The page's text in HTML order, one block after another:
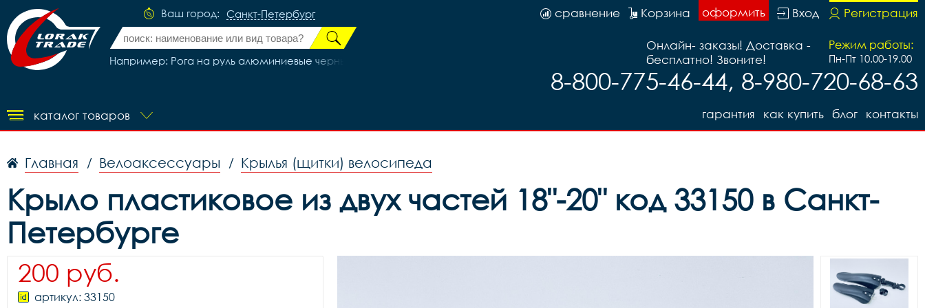
Ваш город: Санкт-Петербург
Например: Рога на руль алюминиевые черные (Alloy), код 40808
Регистрация
Вход
оформить
Корзина
сравнение
Режим работы:
Пн-Пт 10.00-19.00
Онлайн- заказы! Доставка -
бесплатно! Звоните!
8-800-775-46-44, 8-980-720-68-63
каталог товаров контакты
блог
как купить
гарантия
Главная / Велоаксессуары / Крылья (щитки) велосипеда
Крыло пластиковое из двух частей 18"-20" код 33150 в Санкт-
Петербурге
200 руб.
артикул: 33150